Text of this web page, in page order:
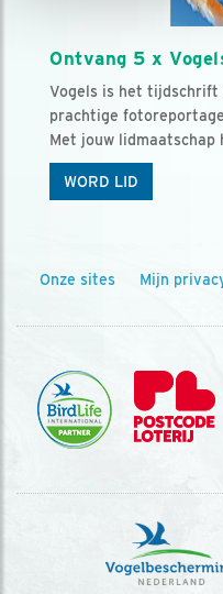
Ontvang 5 x
Vogels is het tijdschrift
prachtige
Met jouw lidmaatschap
WORD LID
Onze sites Mijn